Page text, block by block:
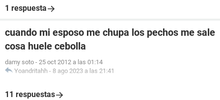
1 respuesta
cuando mi esposo me chupa los pechos me sale
cosa huele cebolla
damy soto - 25 oct 2012 a las 01:14
Yoandritahh - 8 ago 2023 a las 21:41
11 respuestas